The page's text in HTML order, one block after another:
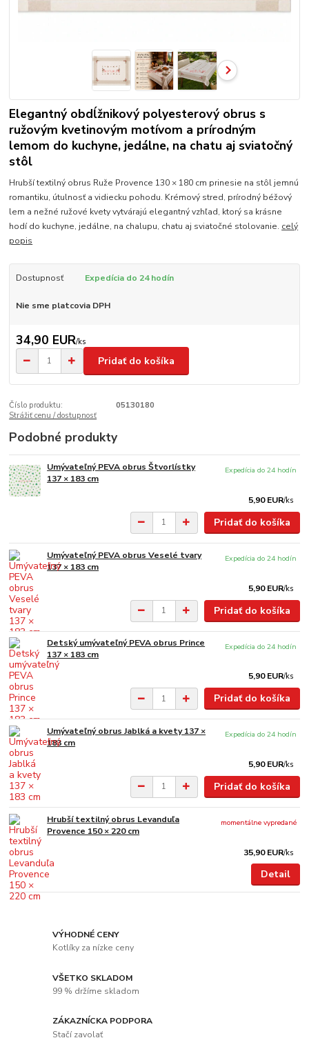
Elegantný obdĺžnikový polyesterový obrus s
ružovým kvetinovým motívom a prírodným
lemom do kuchyne, jedálne, na chatu aj sviatočný
stôl
Hrubší textilný obrus Ruže Provence 130 × 180 cm prinesie na stôl jemnú
romantiku, útulnosť a vidiecku pohodu. Krémový stred, prírodný béžový
lem a nežné ružové kvety vytvárajú elegantný vzhľad, ktorý sa krásne
hodí do kuchyne, jedálne, na chalupu, chatu aj sviatočné stolovanie. celý
popis
Dostupnosť Expedícia do 24 hodín
Nie sme platcovia DPH
34,90 EUR/ks
Pridať do košíka
Číslo produktu:
05130180
Strážiť cenu / dostupnosť
Podobné produkty
Umývateľný PEVA obrus Štvorlístky
137 × 183 cm
5,90 EUR/ks
Expedícia do 24 hodín
Pridať do košíka
Umývateľný PEVA obrus Veselé tvary
137 × 183 cm
5,90 EUR/ks
Expedícia do 24 hodín
Pridať do košíka
Detský umývateľný PEVA obrus Prince
137 × 183 cm
5,90 EUR/ks
Expedícia do 24 hodín
Pridať do košíka
Umývateľný obrus Jablká a kvety 137 ×
183 cm
5,90 EUR/ks
Expedícia do 24 hodín
Pridať do košíka
Hrubší textilný obrus Levanduľa
Provence 150 × 220 cm
35,90 EUR/ks
momentálne vypredané
Detail
VÝHODNÉ CENY
Kotlíky za nízke ceny
VŠETKO SKLADOM
99 % držíme skladom
ZÁKAZNÍCKA PODPORA
Stačí zavolať